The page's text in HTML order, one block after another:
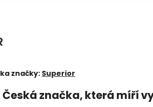
značky:Superior
Česká značka, která míří